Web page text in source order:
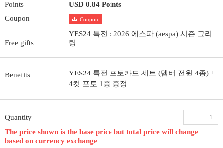
Points
USD 0.84 Points
Coupon
Coupon
Free gifts
YES24 특전 : 2026 에스파 (aespa) 시즌 그리
팅
Benefits
YES24 특전 포토카드 세트 (멤버 전원 4종) +
4컷 포토 1종 증정
Quantity
The price shown is the base price but total price will change
based on currency exchange